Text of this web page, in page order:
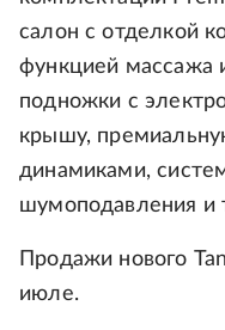
салон с отделкой
функцией массажа
подножки с
крышу,
динамиками,
шумоподавления и
Продажи нового
июле.